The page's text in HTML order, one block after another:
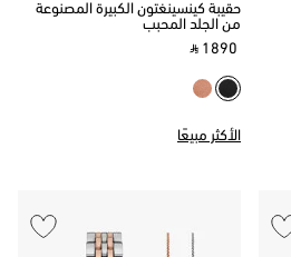
حقيبة كينسينغتون الكبيرة المصنوعة
من الجلد المحبب
‎ ⃁ 1890 ‎
الأكثر مبيعًا